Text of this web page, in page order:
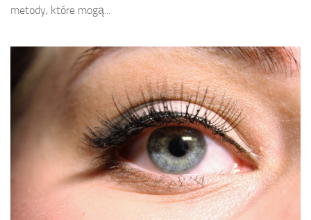
metody, które mogą...